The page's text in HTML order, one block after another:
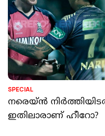
SPECIAL
നരെയ്ൻ
ഇതിലാരാണ് ഹീറോ?